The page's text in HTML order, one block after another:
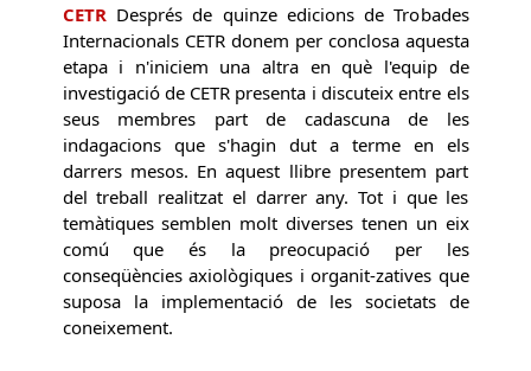
CETR Després de quinze edicions de Trobades
Internacionals CETR donem per conclosa aquesta
etapa i n'iniciem una altra en què l'equip de
investigació de CETR presenta i discuteix entre els
seus membres part de cadascuna de les
indagacions que s'hagin dut a terme en els
darrers mesos. En aquest llibre presentem part
del treball realitzat el darrer any. Tot i que les
temàtiques semblen molt diverses tenen un eix
comú que és la preocupació per les
conseqüències axiològiques i organit-zatives que
suposa la implementació de les societats de
coneixement.